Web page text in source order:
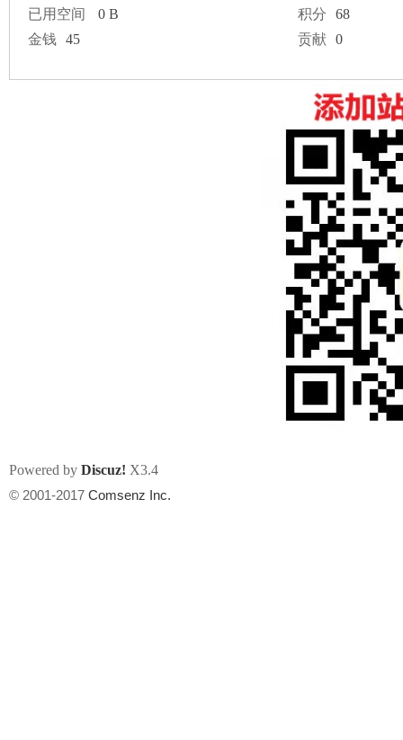
州
已用空间
0 B 积分
68
金钱
45 贡献 0
Powered by Discuz! X3.4
© 2001-2017 Comsenz Inc.